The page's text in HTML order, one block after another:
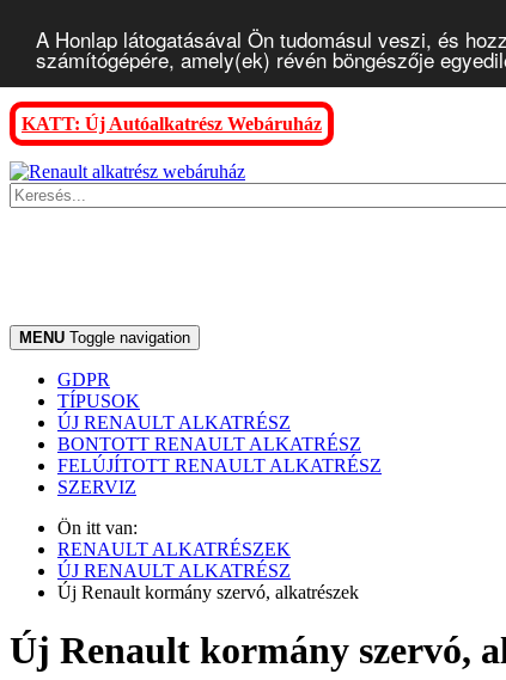
A Honlap látogatásával Ön tudomásul veszi, és
számítógépére, amely(ek) révén böngészője
KATT: Új Autóalkatrész Webáruház
MENU Toggle navigation
GDPR
TÍPUSOK
ÚJ RENAULT ALKATRÉSZ
BONTOTT RENAULT ALKATRÉSZ
FELÚJÍTOTT RENAULT ALKATRÉSZ
SZERVIZ
Ön itt van:
RENAULT ALKATRÉSZEK
ÚJ RENAULT ALKATRÉSZ
Új Renault kormány szervó, alkatrészek
Új Renault kormány szervó,